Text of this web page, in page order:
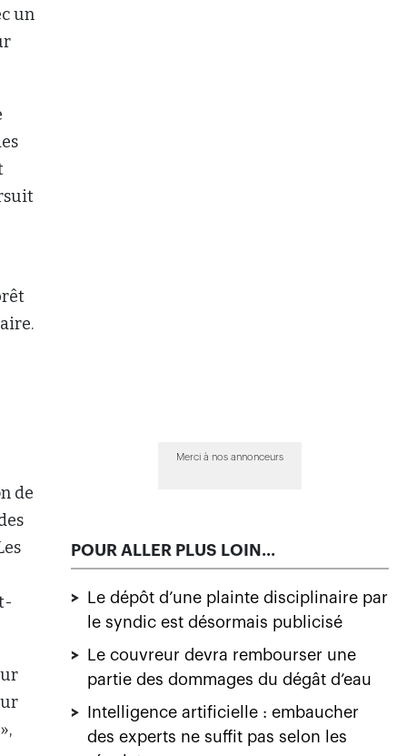
un
de
Merci à nos annonceurs
POUR ALLER PLUS LOIN...
>
Le dépôt d’une plainte disciplinaire par
le syndic est désormais publicisé
>
Le couvreur devra rembourser une
partie des dommages du dégât d’eau
>
Intelligence artificielle : embaucher
des experts ne suffit pas selon les